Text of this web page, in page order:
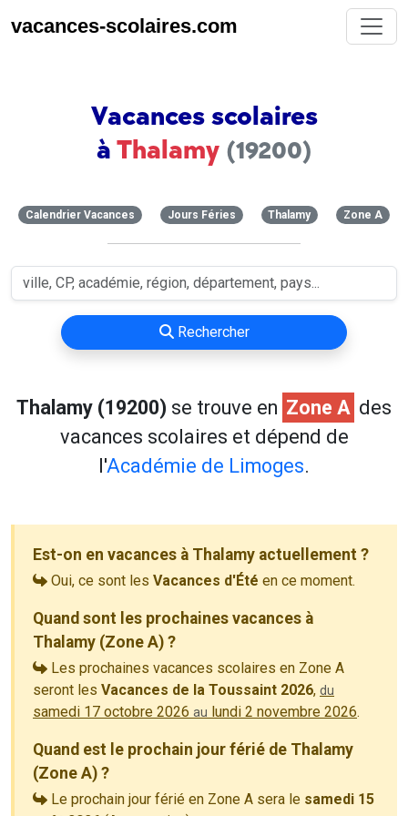
vacances-scolaires.com
Vacances scolaires
àThalamy (19200)
Calendrier Vacances Jours Féries Thalamy Zone A
Rechercher
Thalamy (19200) se trouve en Zone A des
vacances scolaires et dépend de
l'Académie de Limoges.
Est-on en vacances à Thalamy actuellement ?
Oui, ce sont les Vacances d'Été en ce moment.
Quand sont les prochaines vacances à
Thalamy (Zone A) ?
Les prochaines vacances scolaires en Zone A
seront les Vacances de la Toussaint 2026, du
samedi 17 octobre 2026 au lundi 2 novembre 2026.
Quand est le prochain jour férié de Thalamy
(Zone A) ?
Le prochain jour férié en Zone A sera le samedi 15